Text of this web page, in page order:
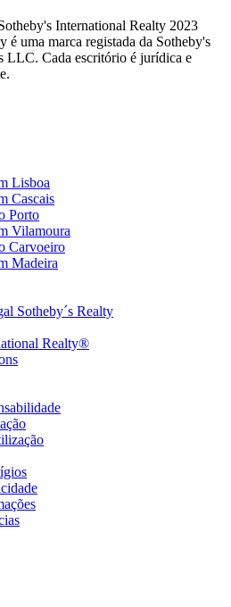
2023
é uma marca registada da Sotheby's
LLC. Cada escritório é jurídica e
Lisboa
Cascais
Porto
Vilamoura
Carvoeiro
Madeira
Sotheby´s Realty
Realty®